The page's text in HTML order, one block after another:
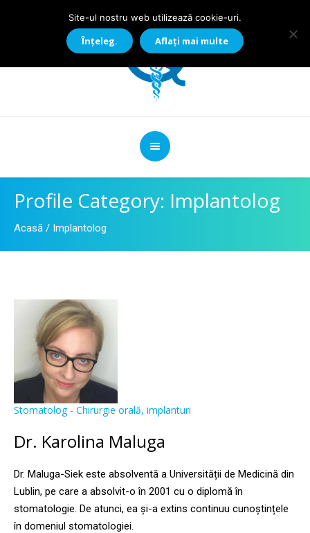
Profile Category: Implantolog
Acasă / Implantolog
Stomatolog - Chirurgie orală, implanturi
Dr. Karolina Maluga
Dr. Maluga-Siek este absolventă a Universității de Medicină din
Lublin, pe care a absolvit-o în 2001 cu o diplomă în
stomatologie. De atunci, ea și-a extins continuu cunoștințele
în domeniul stomatologiei.
Site-ul nostru web utilizează cookie-uri.
Înțeleg. Aflați mai multe